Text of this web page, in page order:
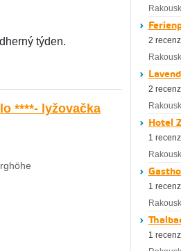
týden.
****- lyžovačka
2
2
Hotel
1
1
1